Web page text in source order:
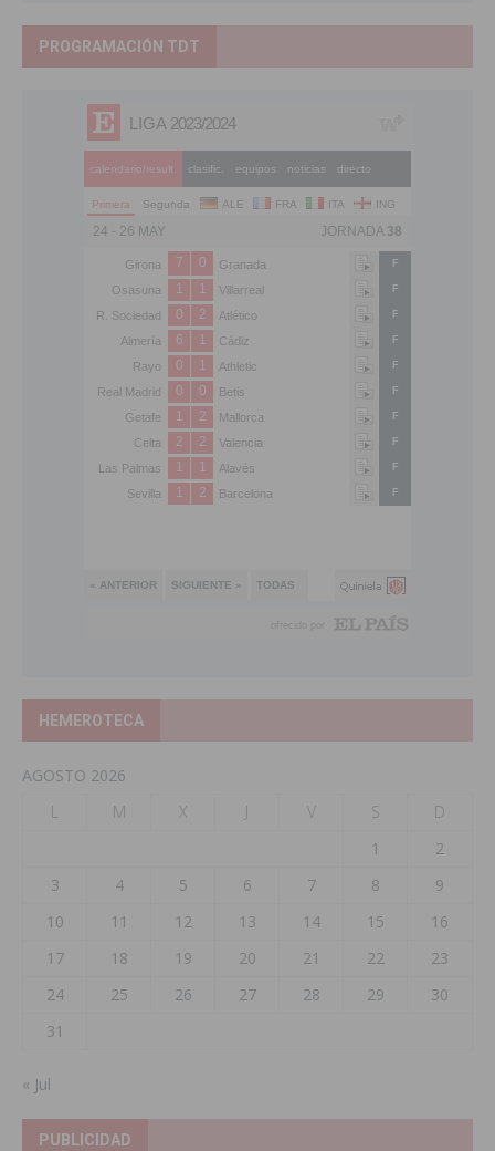
PROGRAMACIÓN TDT
HEMEROTECA
AGOSTO 2026
L
M X J V S
D
1
2
3
4 5 6 7 8
9
10
11 12 13 14 15
16
17
18 19 20 21 22
23
24
25 26 27 28 29
30
31
« Jul
PUBLICIDAD